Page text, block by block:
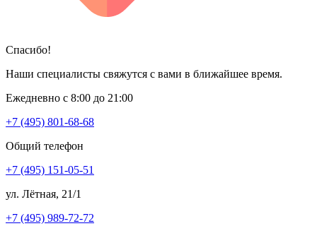
Спасибо!
Наши специалисты свяжутся с вами в ближайшее время.
Ежедневно с 8:00 до 21:00
+7 (495) 801-68-68
Общий телефон
+7 (495) 151-05-51
ул. Лётная, 21/1
+7 (495) 989-72-72